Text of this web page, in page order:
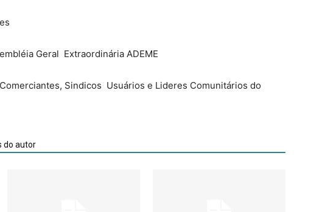
Geral Extraordinária ADEME
Sindicos Usuários e Lideres Comunitários do
do autor